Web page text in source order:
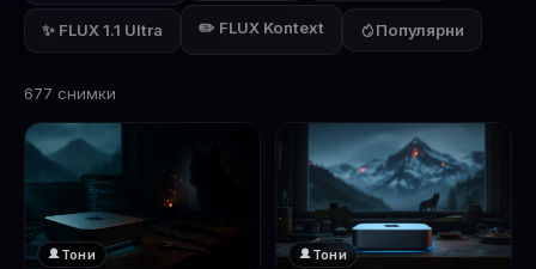
✨ FLUX 1.1 Ultra ✏️ FLUX Kontext Популярни
677 снимки
Тони Тони